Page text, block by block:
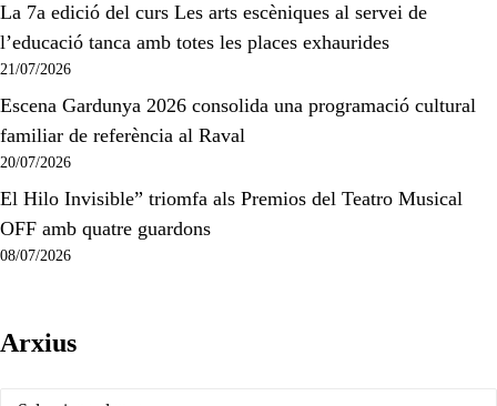
La 7a edició del curs Les arts escèniques al servei de
l’educació tanca amb totes les places exhaurides
21/07/2026
Escena Gardunya 2026 consolida una programació cultural
familiar de referència al Raval
20/07/2026
El Hilo Invisible” triomfa als Premios del Teatro Musical
OFF amb quatre guardons
08/07/2026
Arxius